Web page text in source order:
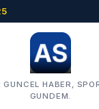
HABER,
GUNDEM.